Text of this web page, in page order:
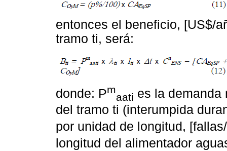
entonces el beneficio, [US$/
tramo ti, será:
donde: Pm
aati es la demanda
del tramo ti (interumpida
por unidad de longitud,
longitud del alimentador